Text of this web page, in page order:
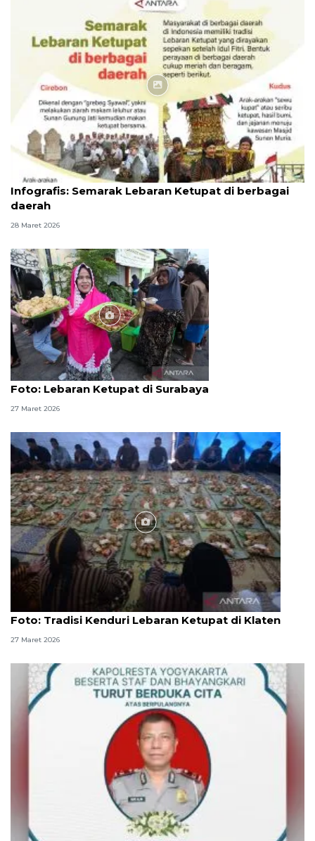
Infografik
Infografis: Semarak Lebaran Ketupat di berbagai
daerah
28 Maret 2026
Foto
Foto: Lebaran Ketupat di Surabaya
27 Maret 2026
Foto: Tradisi Kenduri Lebaran Ketupat di Klaten
27 Maret 2026